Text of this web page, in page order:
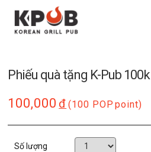
Phiếu quà tặng K-Pub 100k
100,000 đ (100 POP point)
Số lượng